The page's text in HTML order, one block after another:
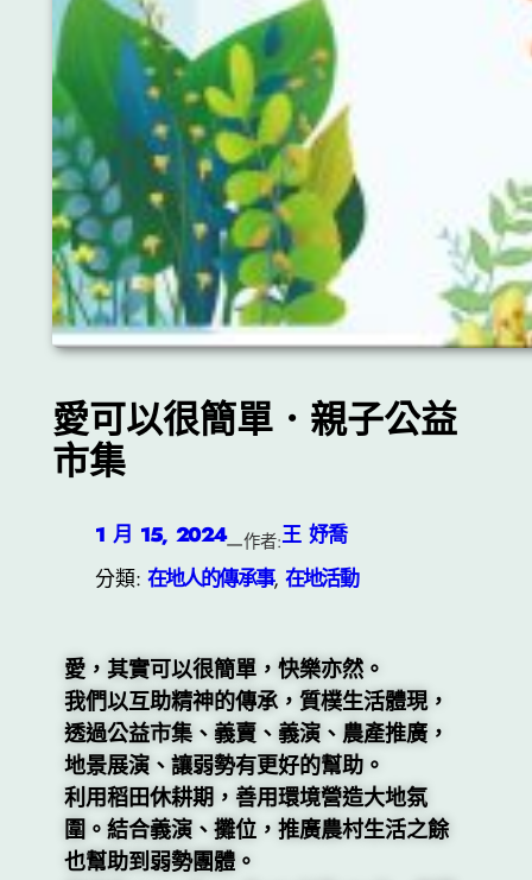
愛可以很簡單．親子公益
市集
1 月 15, 2024—作者:王 妤喬
分類: 在地人的傳承事, 在地活動
愛，其實可以很簡單，快樂亦然。
我們以互助精神的傳承，質樸生活體現，
透過公益市集、義賣、義演、農產推廣，
地景展演、讓弱勢有更好的幫助。
利用稻田休耕期，善用環境營造大地氛
圍。結合義演、攤位，推廣農村生活之餘
也幫助到弱勢團體。